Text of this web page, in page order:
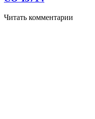
Читать комментарии